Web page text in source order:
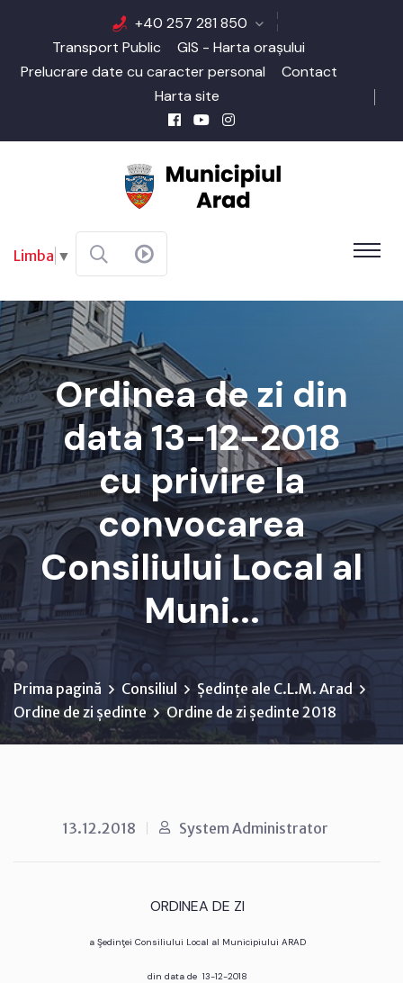
+40 257 281 850
Transport Public
GIS - Harta orașului
Prelucrare date cu caracter personal
Contact
Harta site
Limba ▼
Ordinea de zi din
data 13-12-2018
cu privire la
convocarea
Consiliului Local al
Muni...
Prima pagină Consiliul
Ședințe ale C.L.M. Arad
Ordine de zi ședinte
Ordine de zi ședinte 2018
13.12.2018 System Administrator
ORDINEA DE ZI
a Şedinţei Consiliului Local al Municipiului ARAD
din data de 13-12-2018